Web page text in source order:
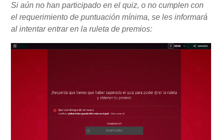
Si aún no han participado en el quiz, o no cumplen con
el requerimiento de puntuación mínima, se les informará
al intentar entrar en la ruleta de premios: